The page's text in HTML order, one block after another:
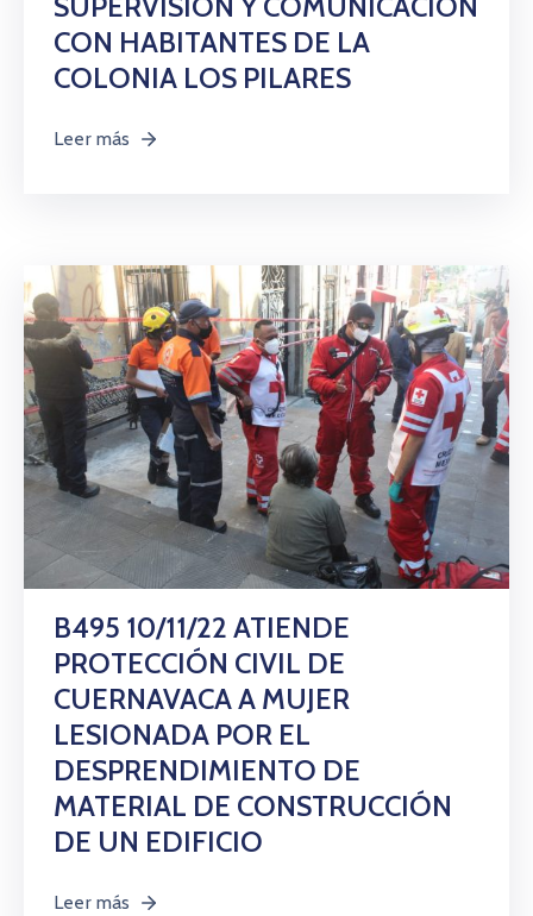
SUPERVISIÓN Y COMUNICACIÓN
CON HABITANTES DE LA
COLONIA LOS PILARES
Leer más
B495 10/11/22 ATIENDE
PROTECCIÓN CIVIL DE
CUERNAVACA A MUJER
LESIONADA POR EL
DESPRENDIMIENTO DE
MATERIAL DE CONSTRUCCIÓN
DE UN EDIFICIO
Leer más